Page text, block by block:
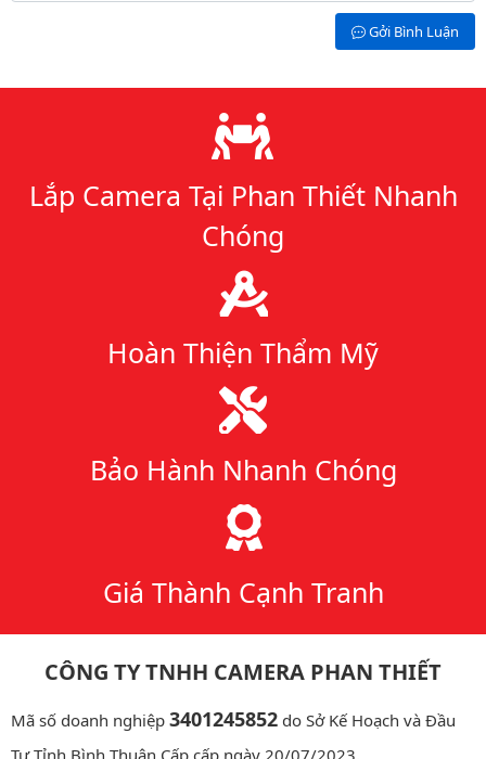
Gởi Bình Luận
Lý do chọn chúng tôi
Lắp Camera Tại Phan Thiết Nhanh
Chóng
Hoàn Thiện Thẩm Mỹ
Bảo Hành Nhanh Chóng
Giá Thành Cạnh Tranh
CÔNG TY TNHH CAMERA PHAN THIẾT
Mã số doanh nghiệp 3401245852 do Sở Kế Hoạch và Đầu